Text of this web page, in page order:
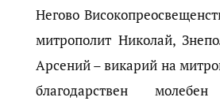
Негово
митрополит Николай,
Арсений – викарий на
благодарствен